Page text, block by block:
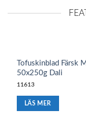
Tofuskinblad Färsk
50x250g Dali
11613
LÄS MER